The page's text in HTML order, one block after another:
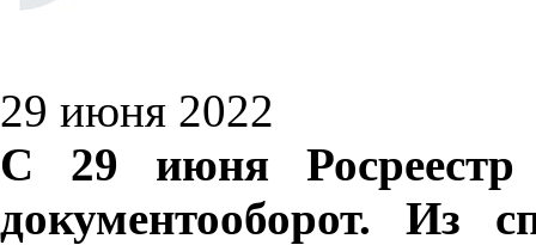
29 июня 2022
С 29 июня Росреестр
документооборот. Из